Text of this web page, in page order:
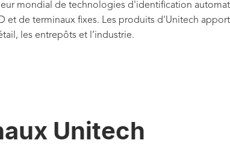
mondial de technologies d'identification
et de terminaux fixes. Les produits d'Unitech
les entrepôts et l’industrie.
Unitech